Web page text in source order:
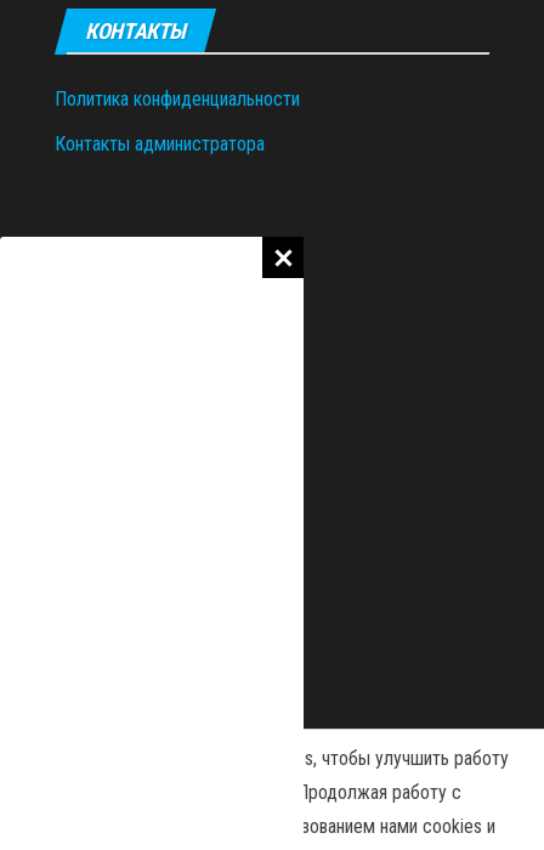
КОНТАКТЫ
Политика конфиденциальности
Контакты администратора
Наш сайт использует файлы cookies, чтобы улучшить работу
и повысить эффективность сайта. Продолжая работу с
сайтом, вы соглашаетесь с использованием нами cookies и